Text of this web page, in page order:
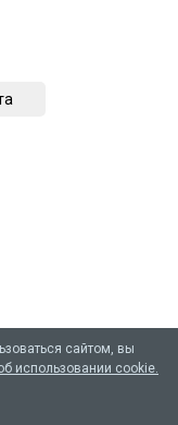
сайтом, вы
использовании cookie.